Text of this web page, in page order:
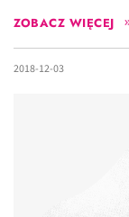
ZOBACZ WIĘCEJ
2018-12-03